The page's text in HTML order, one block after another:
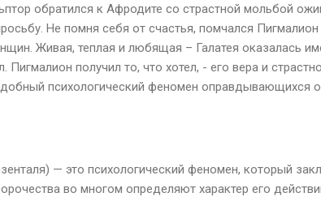
обратился к Афродите со страстной мольбой
Не помня себя от счастья, помчался
Живая, теплая и любящая – Галатея оказалась
Пигмалион получил то, что хотел, - его вера и
психологический феномен оправдывающихся
— это психологический феномен, который
во многом определяют характер его